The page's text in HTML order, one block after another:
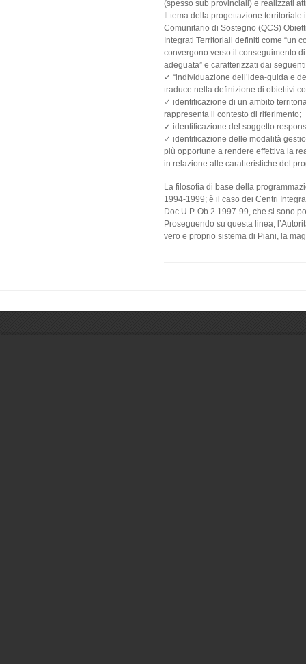
(spesso sub provinciali) e realizzati
Il tema della progettazione
Comunitario di Sostegno (QCS)
Integrati Territoriali definiti come “un
convergono verso il conseguimento
adeguata” e caratterizzati dai
✓ “individuazione dell’idea-guida e
traduce nella definizione di obiettivi
✓ identificazione di un ambito
rappresenta il contesto di riferimento;
✓ identificazione del soggetto
✓ identificazione delle modalità
più opportune a rendere effettiva la
in relazione alle caratteristiche del
La filosofia di base della
1994-1999; è il caso dei Centri
Doc.U.P. Ob.2 1997-99, che si sono
Proseguendo su questa linea,
vero e proprio sistema di Piani, la